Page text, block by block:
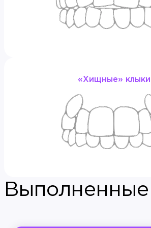
государственный медицинский
2016 г. — Участник VI
2017 г. — Участник 7
2017 г.— участник семинара:
«Школа Ортодонтии», 1 уровень
2017 г.— «Рождественские
Москва;
2018 г. — Сертификация по
2018 г.— участник семинара:
«Хищные» клыки